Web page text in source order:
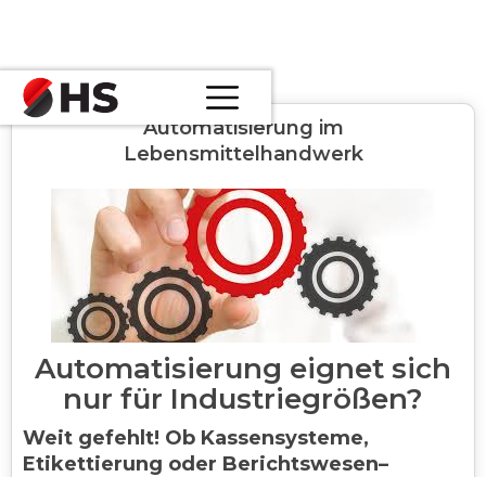
Automatisierung im
Lebensmittelhandwerk
Automatisierung eignet sich
nur für Industriegrößen?
Weit gefehlt! Ob Kassensysteme,
Etikettierung oder Berichtswesen–